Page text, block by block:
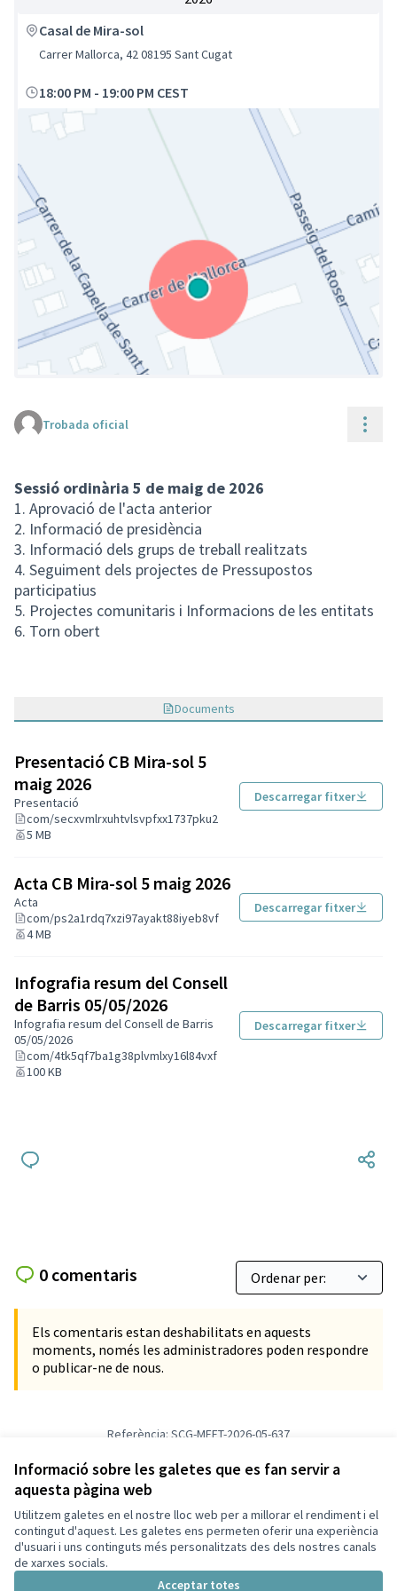
Informació sobre les galetes que es fan servir a
aquesta pàgina web
Utilitzem galetes en el nostre lloc web per a millorar el rendiment i el
contingut d'aquest. Les galetes ens permeten oferir una experiència
d'usuari i uns continguts més personalitzats des dels nostres canals
de xarxes socials.
Acceptar totes
Casal de Mira-sol
Carrer Mallorca, 42 08195 Sant Cugat
18:00 PM - 19:00 PM CEST
(Enllaç extern)
Trobada oficial
Sessió ordinària 5 de maig de 2026
1. Aprovació de l'acta anterior
2. Informació de presidència
3. Informació dels grups de treball realitzats
4. Seguiment dels projectes de Pressupostos
participatius
5. Projectes comunitaris i Informacions de les entitats
6. Torn obert
Documents
Presentació CB Mira-sol 5
maig 2026
Presentació
com/secxvmlrxuhtvlsvpfxx1737pku2
5 MB
Descarregar fitxer
Acta CB Mira-sol 5 maig 2026
Acta
com/ps2a1rdq7xzi97ayakt88iyeb8vf
4 MB
Descarregar fitxer
Infografia resum del Consell
de Barris 05/05/2026
Infografia resum del Consell de Barris
05/05/2026
com/4tk5qf7ba1g38plvmlxy16l84vxf
100 KB
Descarregar fitxer
0 comentaris
Els comentaris estan deshabilitats en aquests
moments, només les administradores poden respondre
o publicar-ne de nous.
Referència: SCG-MEET-2026-05-637
Afegir al calendari
Termes i condicions d'ús
Configuració de les galetes
Decidim Sant Cugat a X
(Enllaç extern)
Decidim Sant Cugat a Facebook
Decidim Sant Cugat a Instagram
Decidim Sant Cugat a GitHub
(Enllaç extern)